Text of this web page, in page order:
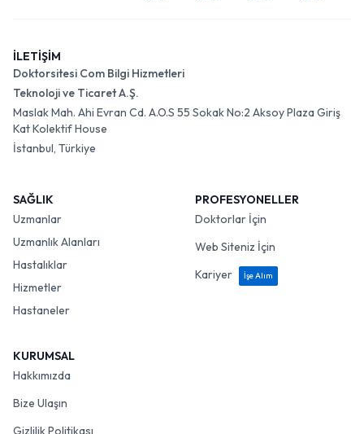
İLETİŞİM
Doktorsitesi Com Bilgi Hizmetleri
Teknoloji ve Ticaret A.Ş.
Maslak Mah. Ahi Evran Cd. A.O.S 55 Sokak No:2 Aksoy Plaza Giriş
Kat Kolektif House
İstanbul, Türkiye
SAĞLIK
Uzmanlar
Uzmanlık Alanları
Hastalıklar
Hizmetler
Hastaneler
PROFESYONELLER
Doktorlar İçin
Web Siteniz İçin
Kariyer
İşe Alım
KURUMSAL
Hakkımızda
Bize Ulaşın
Gizlilik Politikası